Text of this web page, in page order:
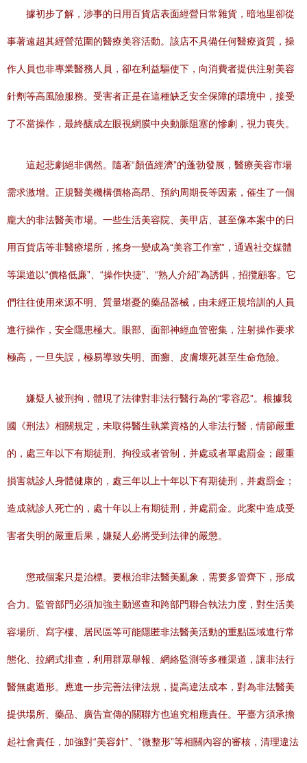
據初步了解，涉事的日用百貨店表面經營日常雜貨，暗地里卻從
事著遠超其經營范圍的醫療美容活動。該店不具備任何醫療資質，操
作人員也非專業醫務人員，卻在利益驅使下，向消費者提供注射美容
針劑等高風險服務。受害者正是在這種缺乏安全保障的環境中，接受
了不當操作，最終釀成左眼視網膜中央動脈阻塞的慘劇，視力喪失。
這起悲劇絕非偶然。隨著“顏值經濟”的蓬勃發展，醫療美容市場
需求激增。正規醫美機構價格高昂、預約周期長等因素，催生了一個
龐大的非法醫美市場。一些生活美容院、美甲店、甚至像本案中的日
用百貨店等非醫療場所，搖身一變成為“美容工作室”，通過社交媒體
等渠道以“價格低廉”、“操作快捷”、“熟人介紹”為誘餌，招攬顧客。它
們往往使用來源不明、質量堪憂的藥品器械，由未經正規培訓的人員
進行操作，安全隱患極大。眼部、面部神經血管密集，注射操作要求
極高，一旦失誤，極易導致失明、面癱、皮膚壞死甚至生命危險。
嫌疑人被刑拘，體現了法律對非法行醫行為的“零容忍”。根據我
國《刑法》相關規定，未取得醫生執業資格的人非法行醫，情節嚴重
的，處三年以下有期徒刑、拘役或者管制，并處或者單處罰金；嚴重
損害就診人身體健康的，處三年以上十年以下有期徒刑，并處罰金；
造成就診人死亡的，處十年以上有期徒刑，并處罰金。此案中造成受
害者失明的嚴重后果，嫌疑人必將受到法律的嚴懲。
懲戒個案只是治標。要根治非法醫美亂象，需要多管齊下，形成
合力。監管部門必須加強主動巡查和跨部門聯合執法力度，對生活美
容場所、寫字樓、居民區等可能隱匿非法醫美活動的重點區域進行常
態化、拉網式排查，利用群眾舉報、網絡監測等多種渠道，讓非法行
醫無處遁形。應進一步完善法律法規，提高違法成本，對為非法醫美
提供場所、藥品、廣告宣傳的關聯方也追究相應責任。平臺方須承擔
起社會責任，加強對“美容針”、“微整形”等相關內容的審核，清理違法